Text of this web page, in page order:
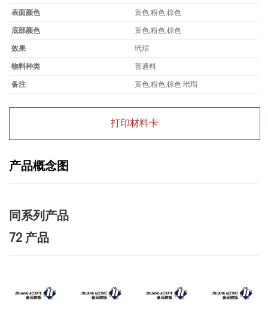
表面颜色 黄色,粉色,棕色
底部颜色 黄色,粉色,棕色
效果 玳瑁
物料种类 普通料
备注 黄色,粉色,棕色 玳瑁
打印材料卡
产品概念图
同系列产品
72 产品